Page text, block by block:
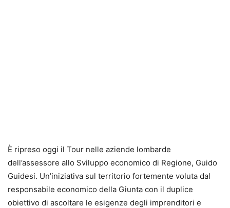
È ripreso oggi il Tour nelle aziende lombarde
dell’assessore allo Sviluppo economico di Regione, Guido
Guidesi. Un’iniziativa sul territorio fortemente voluta dal
responsabile economico della Giunta con il duplice
obiettivo di ascoltare le esigenze degli imprenditori e